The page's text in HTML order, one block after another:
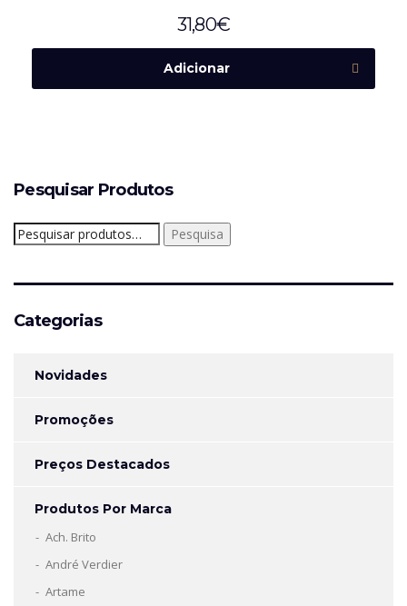
31,80€
Adicionar
Pesquisar Produtos
Pesquisar
por:
Pesquisa
Categorias
Novidades
Promoções
Preços Destacados
Produtos Por Marca
Ach. Brito
André Verdier
Artame